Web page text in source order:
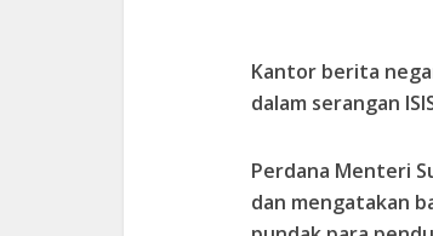
Kantor berita
dalam serangan
Perdana Menteri
dan mengatakan